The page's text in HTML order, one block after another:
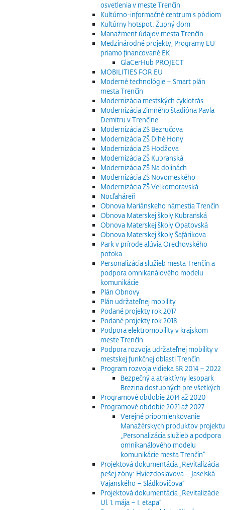
osvetlenia v meste Trenčín
Kultúrno-informačné centrum s pódiom
Kultúrny hotspot: Župný dom
Manažment údajov mesta Trenčín
Medzinárodné projekty, Programy EU
priamo financované EK
GlaCerHub PROJECT
MOBILITIES FOR EU
Moderné technológie – Smart plán
mesta Trenčín
Modernizácia mestských cyklotrás
Modernizácia Zimného štadióna Pavla
Demitru v Trenčíne
Modernizácia ZŠ Bezručova
Modernizácia ZŠ Dlhé Hony
Modernizácia ZŠ Hodžova
Modernizácia ZŠ Kubranská
Modernizácia ZŠ Na dolinách
Modernizácia ZŠ Novomeského
Modernizácia ZŠ Veľkomoravská
Nocľaháreň
Obnova Mariánskeho námestia Trenčín
Obnova Materskej školy Kubranská
Obnova Materskej školy Opatovská
Obnova Materskej školy Šafárikova
Park v prírode alúvia Orechovského
potoka
Personalizácia služieb mesta Trenčín a
podpora omnikanálového modelu
komunikácie
Plán Obnovy
Plán udržateľnej mobility
Podané projekty rok 2017
Podané projekty rok 2018
Podpora elektromobility v krajskom
meste Trenčín
Podpora rozvoja udržateľnej mobility v
mestskej funkčnej oblasti Trenčín
Program rozvoja vidieka SR 2014 – 2022
Bezpečný a atraktívny lesopark
Brezina dostupných pre všetkých
Programové obdobie 2014 až 2020
Programové obdobie 2021 až 2027
Verejné pripomienkovanie
Manažérskych produktov projektu
„Personalizácia služieb a podpora
omnikanálového modelu
komunikácie mesta Trenčín“
Projektová dokumentácia „Revitalizácia
pešej zóny: Hviezdoslavova – Jaselská –
Vajanského – Sládkovičova“
Projektová dokumentácia „Revitalizácie
Ul. 1. mája – I. etapa“